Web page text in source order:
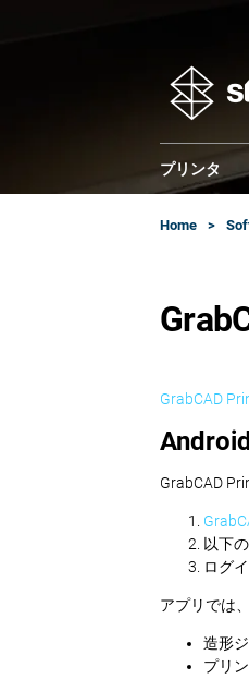
プリンタ
Home
GrabCAD
GrabCAD
以下
ログ
アプリでは
造形
プリ